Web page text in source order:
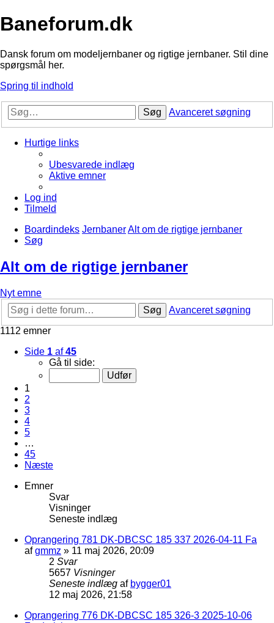
Baneforum.dk
Dansk forum om modeljernbaner og rigtige jernbaner. Stil dine
spørgsmål her.
Spring til indhold
Søg Avanceret søgning
Hurtige links
Ubesvarede indlæg
Aktive emner
Log ind
Tilmeld
Boardindeks JernbanerAlt om de rigtige jernbaner
Søg
Alt om de rigtige jernbaner
Nyt emne
Søg
Avanceret søgning
1112 emner
Side 1 af45
Gå til side:
1
2
3
4
5
…
45
Næste
Emner
Svar
Visninger
Seneste indlæg
Oprangering 781 DK-DBCSC 185 337 2026-04-11 Fa
afgmmz » 11 maj 2026, 20:09
2 Svar
5657 Visninger
Seneste indlæg af bygger01
12 maj 2026, 21:58
Oprangering 776 DK-DBCSC 185 326-3 2025-10-06